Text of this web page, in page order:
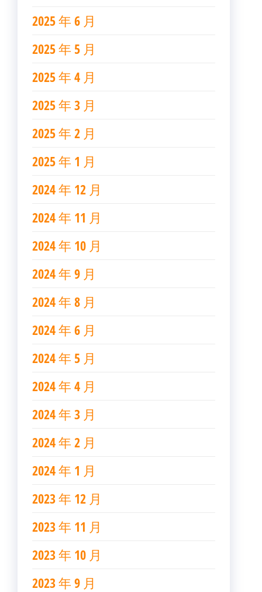
2025 年 6 月
2025 年 5 月
2025 年 4 月
2025 年 3 月
2025 年 2 月
2025 年 1 月
2024 年 12 月
2024 年 11 月
2024 年 10 月
2024 年 9 月
2024 年 8 月
2024 年 6 月
2024 年 5 月
2024 年 4 月
2024 年 3 月
2024 年 2 月
2024 年 1 月
2023 年 12 月
2023 年 11 月
2023 年 10 月
2023 年 9 月